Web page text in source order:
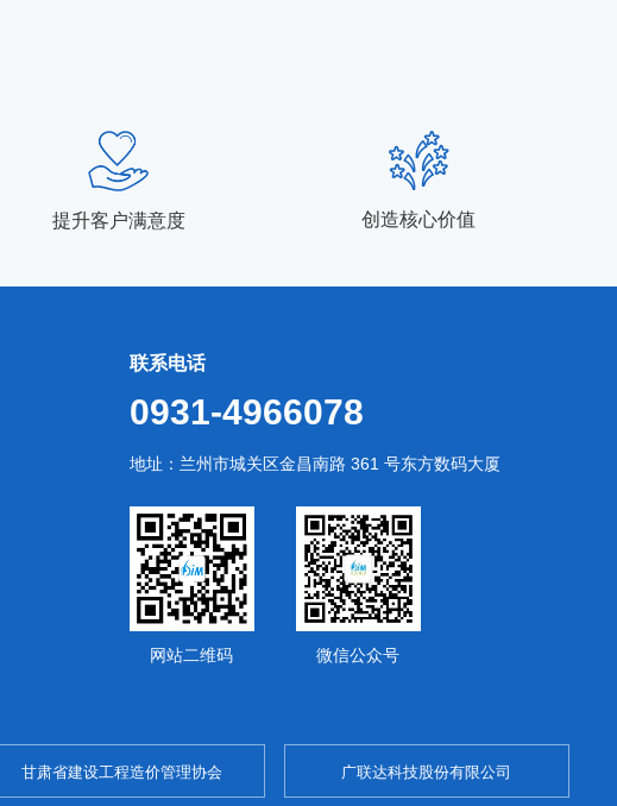
提升客户满意度 创造核心价值
联系电话
0931-4966078
地址：兰州市城关区金昌南路 361 号东方数码大厦
网站二维码 微信公众号
甘肃省建设工程造价管理协会 广联达科技股份有限公司